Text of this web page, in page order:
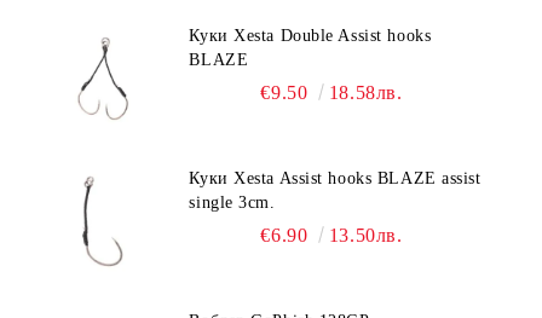
Куки Xesta Double Assist hooks
BLAZE
€9.50 18.58лв.
Куки Xesta Assist hooks BLAZE assist
single 3cm.
€6.90 13.50лв.